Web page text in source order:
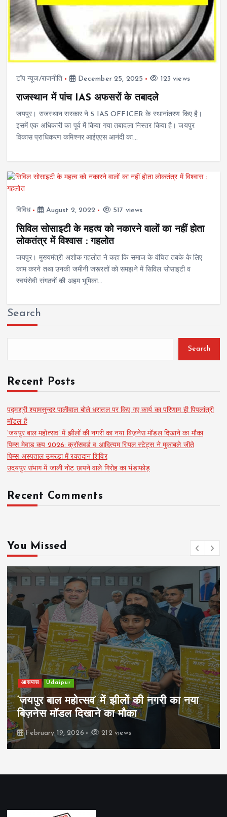
टॉप न्यूज/राजनीति December 25, 2025 123 views
राजस्थान में पांच IAS अफसरों के तबादले
जयपुर। राजस्थान सरकार ने 5 IAS OFFICER के स्थानांतरण किए है।
इसमें एक अधिकारी का पूर्व में किया गया तबादला निस्तर किया है। जयपुर
विकास प्राधिकरण कमिश्नर आईएएस आनंदी का…
विविध August 2, 2022 517 views
सिविल सोसाइटी के महत्व को नकारने वालों का नहीं होता
लोकतंत्र में विश्वास : गहलोत
जयपुर। मुख्यमंत्री अशोक गहलोत ने कहा कि समाज के वंचित तबके के लिए
काम करने तथा उनकी जमीनी जरूरतों को समझने में सिविल सोसाइटी व
स्वयंसेवी संगठनों की अहम भूमिका…
Search
Search
Recent Posts
पद्मश्री श्यामसुन्दर पालीवाल बोले धरातल पर किए गए कार्य का परिणाम ही पिपलांत्री
मॉडल है
‘जयपुर बाल महोत्सव’ में झीलों की नगरी का नया बिज़नेस मॉडल दिखाने का मौका
पिम्स मेवाड़ कप 2026: क्रॉसवर्ड व आदित्यम रियल स्टेट्स ने मुकाबले जीते
पिम्स अस्पताल उमरडा में रक्तदान शिविर
उदयपुर संभाग में जाली नोट छापने वाले गिरोह का भंडाफोड़
Recent Comments
You Missed
आसपास Udaipur
‘जयपुर बाल महोत्सव’ में झीलों की नगरी का नया
बिज़नेस मॉडल दिखाने का मौका
February 19, 2026 212 views